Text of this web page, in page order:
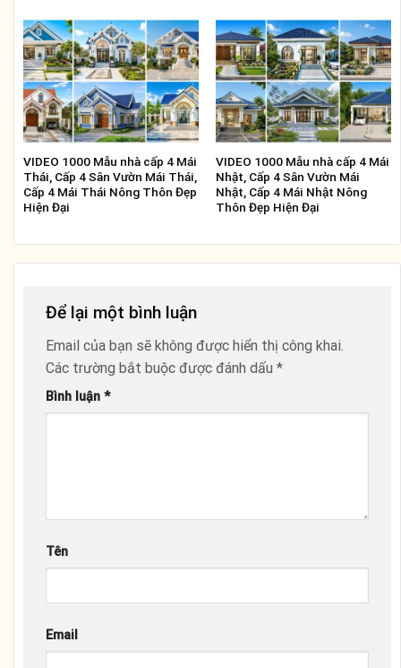
VIDEO 1000 Mẫu nhà cấp 4 Mái
Thái, Cấp 4 Sân Vườn Mái Thái,
Cấp 4 Mái Thái Nông Thôn Đẹp
Hiện Đại
VIDEO 1000 Mẫu nhà cấp 4 Mái
Nhật, Cấp 4 Sân Vườn Mái
Nhật, Cấp 4 Mái Nhật Nông
Thôn Đẹp Hiện Đại
Để lại một bình luận
Email của bạn sẽ không được hiển thị công khai.
Các trường bắt buộc được đánh dấu *
Bình luận *
Tên
Email